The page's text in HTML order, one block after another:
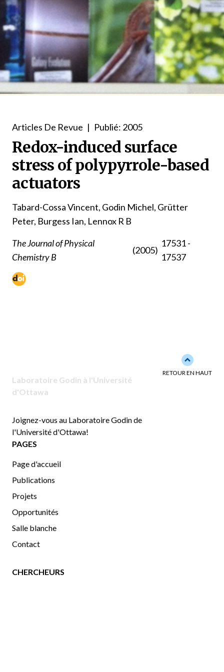
Articles De Revue | Publié: 2005
Redox-induced surface
stress of polypyrrole-based
actuators
Tabard-Cossa Vincent, Godin Michel, Grütter
Peter, Burgess Ian, Lennox R B
The Journal of Physical
Chemistry B
(2005)
17531 -
17537
Laboratoire Godin à l'Université
d'Ottawa
Joignez-vous au Laboratoire Godin de
l'Université d'Ottawa!
PAGES
Page d'accueil
Publications
Projets
Opportunités
Salle blanche
Contact
CHERCHEURS
Back to
RETOUR EN HAUT